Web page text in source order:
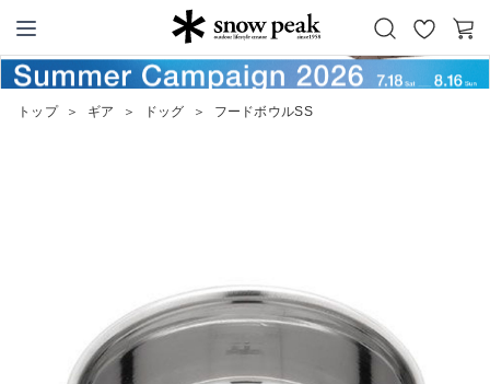
Snow Peak
お
気
カ
ー
トップ ＞ ギア ＞ ドッグ ＞ フードボウルSS